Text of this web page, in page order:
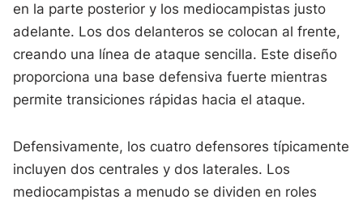
en la parte posterior y los mediocampistas justo
adelante. Los dos delanteros se colocan al frente,
creando una línea de ataque sencilla. Este diseño
proporciona una base defensiva fuerte mientras
permite transiciones rápidas hacia el ataque.
Defensivamente, los cuatro defensores típicamente
incluyen dos centrales y dos laterales. Los
mediocampistas a menudo se dividen en roles